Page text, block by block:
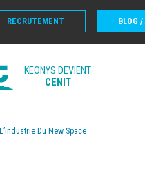
RECRUTEMENT BLOG
KEONYS DEVIENT
CENIT
L’industrie Du New Space